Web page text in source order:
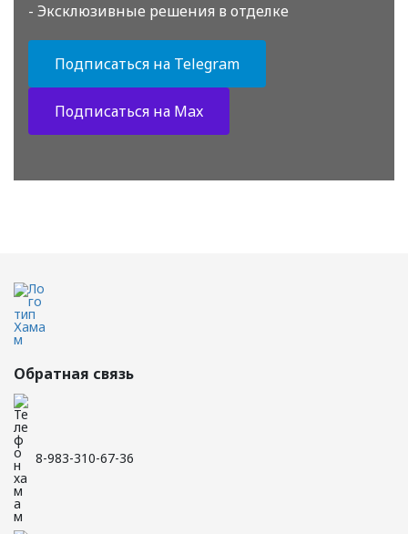
- Эксклюзивные решения в отделке
Подписаться на Telegram
Подписаться на Max
Обратная связь
8-983-310-67-36